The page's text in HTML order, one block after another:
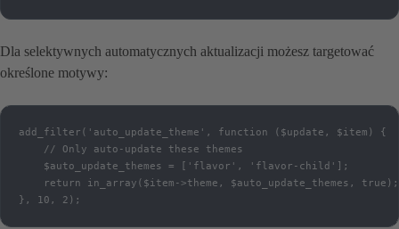
Dla selektywnych automatycznych aktualizacji możesz targetować
określone motywy:
add_filter('auto_update_theme', function ($update, $item) {
    // Only auto-update these themes
    $auto_update_themes = ['flavor', 'flavor-child'];
    return in_array($item->theme, $auto_update_themes, true);
}, 10, 2);